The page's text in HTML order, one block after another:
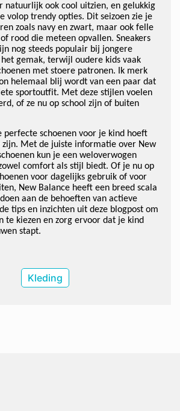
natuurlijk ook cool uitzien, en gelukkig
volop trendy opties. Dit seizoen zie je
zoals navy en zwart, maar ook felle
rood die meteen opvallen. Sneakers
nog steeds populair bij jongere
gemak, terwijl oudere kids vaak
met stoere patronen. Ik merk
helemaal blij wordt van een paar dat
sportoutfit. Met deze stijlen voelen
of ze nu op school zijn of buiten
perfecte schoenen voor je kind hoeft
zijn. Met de juiste informatie over New
kun je een weloverwogen
comfort als stijl biedt. Of je nu op
voor dagelijks gebruik of voor
New Balance heeft een breed scala
aan de behoeften van actieve
tips en inzichten uit deze blogpost om
te kiezen en zorg ervoor dat je kind
stapt.
Kleding